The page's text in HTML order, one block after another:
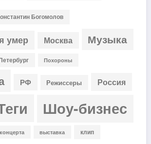
Богомолов
умер Москва Музыка
Похороны
РФ Режиссеры Россия
Шоу-бизнес
выставка клип